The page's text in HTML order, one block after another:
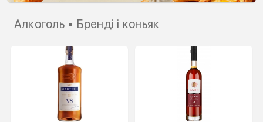
Алкоголь • Бренді і коньяк